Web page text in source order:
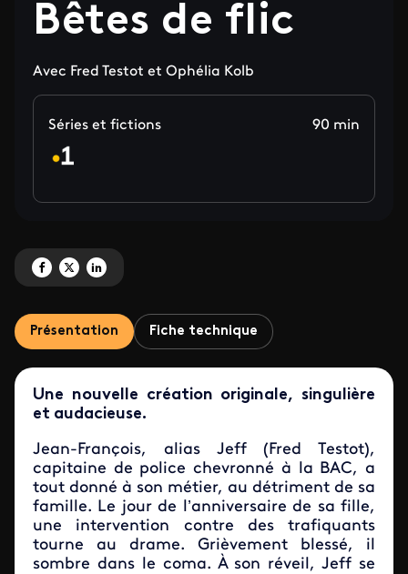
Bêtes de flic
Avec Fred Testot et Ophélia Kolb
Séries et fictions 90 min
Partagez 'Bêtes de flic ' sur Facebook
Partagez 'Bêtes de flic ' sur X
Partagez 'Bêtes de flic ' sur LinkedIn
Présentation Fiche technique
Une nouvelle création originale, singulière
et audacieuse.
Jean-François, alias Jeff (Fred Testot),
capitaine de police chevronné à la BAC, a
tout donné à son métier, au détriment de sa
famille. Le jour de l’anniversaire de sa fille,
une intervention contre des trafiquants
tourne au drame. Grièvement blessé, il
sombre dans le coma. À son réveil, Jeff se